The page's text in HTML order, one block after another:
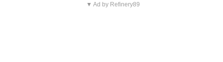
▼ Ad by Refinery89